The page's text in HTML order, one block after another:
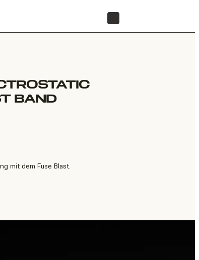
BAND
mit dem Fuse Blast.